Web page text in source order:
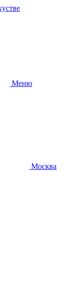
Меню
Москва